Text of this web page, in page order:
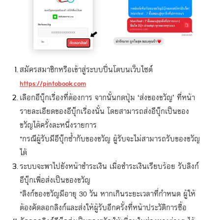
สมัครสมาชิกหรือเข้าสู่ระบบปิ่นโตบนเว็บไซต์
https://pintobook.com
เลือกอีบุ๊กเรื่องที่ต้องการ จากนั้นกดปุ่ม ‘ส่งของขวัญ’ ที่หน้า
รายละเอียดของอีบุ๊กเรื่องนั้น โดยสามารถส่งอีบุ๊กเป็นของ
ขวัญได้ครั้งละหนึ่งรายการ
*กรณีผู้รับมีอีบุ๊กซ้ำกับของขวัญ ผู้รับจะไม่สามารถรับของขวัญ
ได้
ระบบจะพาไปยังหน้าชำระเงิน เมื่อชำระเงินเรียบร้อย รับลิงก์
อีบุ๊กเพื่อส่งเป็นของขวัญ
*ลิงก์ของขวัญมีอายุ 30 วัน หากเกินระยะเวลาที่กำหนด ผู้ให้
ต้องคัดลอกลิงก์และส่งให้ผู้รับอีกครั้งที่หน้าประวัติการซื้อ